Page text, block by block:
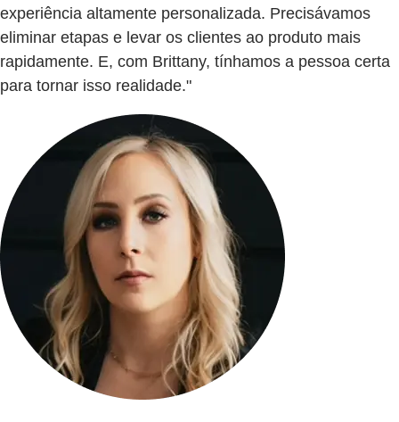
experiência altamente personalizada. Precisávamos
eliminar etapas e levar os clientes ao produto mais
rapidamente. E, com Brittany, tínhamos a pessoa certa
para tornar isso realidade."